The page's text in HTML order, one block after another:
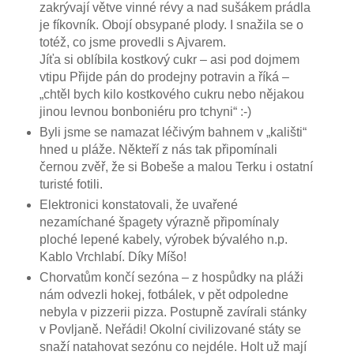
zakrývají větve vinné révy a nad sušákem prádla
je fíkovník. Obojí obsypané plody. I snažila se o
totéž, co jsme provedli s Ajvarem.
Jíťa si oblíbila kostkový cukr – asi pod dojmem
vtipu Přijde pán do prodejny potravin a říká –
„chtěl bych kilo kostkového cukru nebo nějakou
jinou levnou bonboniéru pro tchyni“ :-)
Byli jsme se namazat léčivým bahnem v „kališti“
hned u pláže. Někteří z nás tak připomínali
černou zvěř, že si Bobeše a malou Terku i ostatní
turisté fotili.
Elektronici konstatovali, že uvařené
nezamíchané špagety výrazně připomínaly
ploché lepené kabely, výrobek bývalého n.p.
Kablo Vrchlabí. Díky Míšo!
Chorvatům končí sezóna – z hospůdky na pláži
nám odvezli hokej, fotbálek, v pět odpoledne
nebyla v pizzerii pizza. Postupně zavírali stánky
v Povljaně. Neřádi! Okolní civilizované státy se
snaží natahovat sezónu co nejdéle. Holt už mají